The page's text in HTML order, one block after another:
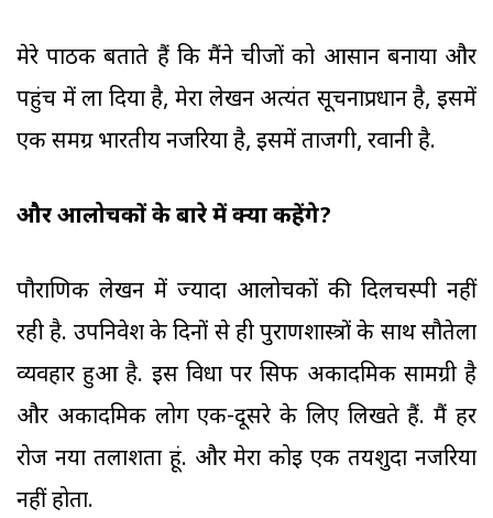
मेरे पाठक बताते हैं कि मैंने चीजों को आसान बनाया और
पहुंच में ला दिया है, मेरा लेखन अत्यंत सूचनाप्रधान है, इसमें
एक समग्र भारतीय नजरिया है, इसमें ताजगी, रवानी है.
और आलोचकों के बारे में क्या कहेंगे?
पौराणिक लेखन में ज्यादा आलोचकों की दिलचस्पी नहीं
रही है. उपनिवेश के दिनों से ही पुराणशास्त्रों के साथ सौतेला
व्यवहार हुआ है. इस विधा पर सिर्फ अकादमिक सामग्री है
और अकादमिक लोग एक-दूसरे के लिए लिखते हैं. मैं हर
रोज नया तलाशता हूं. और मेरा कोई एक तयशुदा नजरिया
नहीं होता.